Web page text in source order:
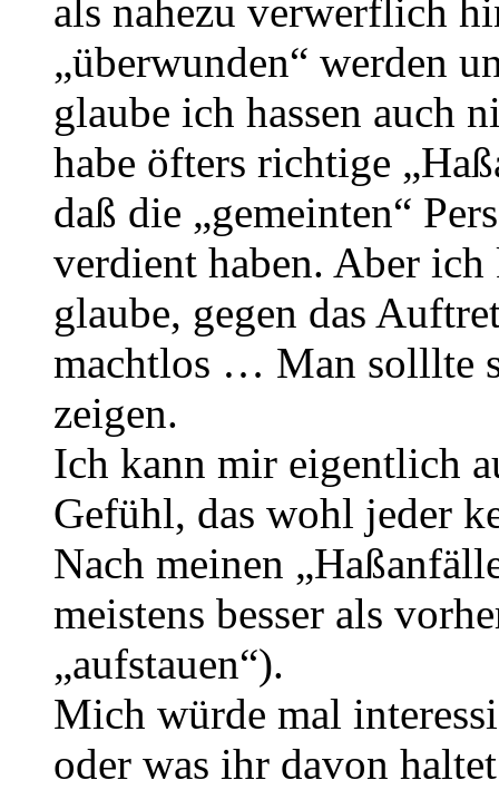
als nahezu verwerflich
„überwunden“ werden
glaube ich hassen auch
habe öfters richtige
daß die „gemeinten“
verdient haben. Aber
glaube, gegen das
machtlos … Man solllte
zeigen.
Ich kann mir eigentlich
Gefühl, das wohl jeder
Nach meinen
meistens besser als
„aufstauen“).
Mich würde mal
oder was ihr davon